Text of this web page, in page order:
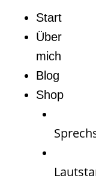
Start
Über
mich
Blog
Shop